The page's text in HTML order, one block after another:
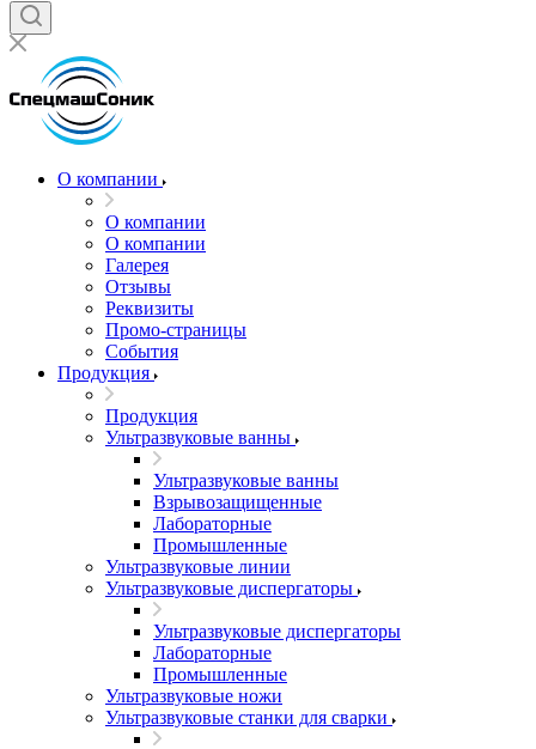
О компании
О компании
О компании
Галерея
Отзывы
Реквизиты
Промо-страницы
События
Продукция
Продукция
Ультразвуковые ванны
Ультразвуковые ванны
Взрывозащищенные
Лабораторные
Промышленные
Ультразвуковые линии
Ультразвуковые диспергаторы
Ультразвуковые диспергаторы
Лабораторные
Промышленные
Ультразвуковые ножи
Ультразвуковые станки для сварки